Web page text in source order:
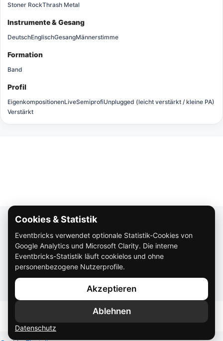
Stoner RockThrash Metal
Instrumente & Gesang
DeutschEnglischGesangMännerstimme
Formation
Band
Profil
EigenkompositionenLiveSemiprofiUnplugged (leicht verstärkt / kleine PA)
Verstärkt
Über Eventbricks
So funktioniert Eventbricks
Impressum
Datenschutz
Cookies & Statistik
Eventbricks verwendet optionale Statistik-Cookies von
Google Analytics und Microsoft Clarity. Die interne
Eventbricks-Statistik läuft cookielos und ohne
personenbezogene Nutzerprofile.
Akzeptieren
Ablehnen
Datenschutz